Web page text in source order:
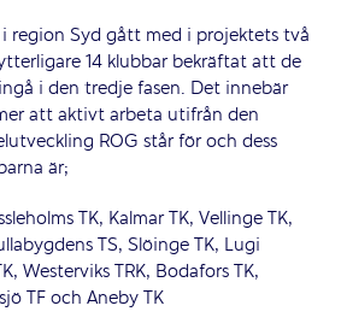
region Syd gått med i projektets två
14 klubbar bekräftat att de
i den tredje fasen. Det innebär
att aktivt arbeta utifrån den
ROG står för och dess
är;
TK, Kalmar TK, Vellinge TK,
TS, Slöinge TK, Lugi
Westerviks TRK, Bodafors TK,
TF och Aneby TK